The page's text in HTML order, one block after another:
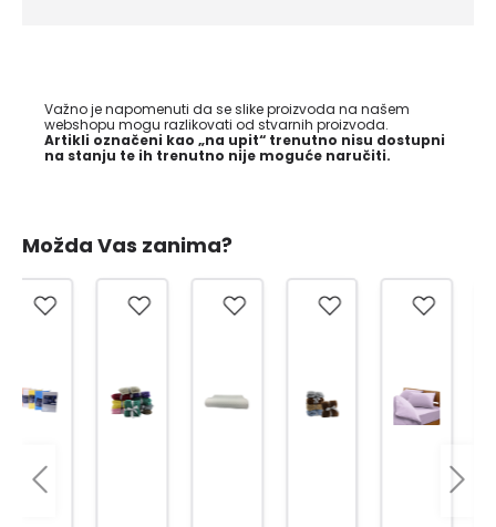
Važno je napomenuti da se slike proizvoda na našem
webshopu mogu razlikovati od stvarnih proizvoda.
Artikli označeni kao „na upit“ trenutno nisu dostupni
na stanju te ih trenutno nije moguće naručiti.
Možda Vas zanima?